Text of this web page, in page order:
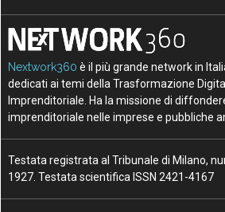
Nextwork360 è il più grande network in
dedicati ai temi della Trasformazione
Imprenditoriale. Ha la missione di
imprenditoriale nelle imprese e pubbliche
Testata registrata al Tribunale di Milano,
1927. Testata scientifica ISSN 2421-4167